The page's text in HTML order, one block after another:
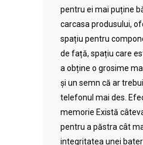
pentru ei mai puține
carcasa produsului,
spațiu pentru
de față, spațiu care
a obține o grosime
și un semn că ar
telefonul mai des.
memorie Există
pentru a păstra cât
integritatea unei